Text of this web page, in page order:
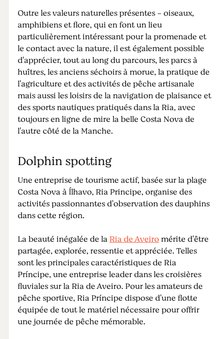
Outre les valeurs naturelles présentes - oiseaux,
amphibiens et flore, qui en font un lieu
particulièrement intéressant pour la promenade et
le contact avec la nature, il est également possible
d'apprécier, tout au long du parcours, les parcs à
huîtres, les anciens séchoirs à morue, la pratique de
l'agriculture et des activités de pêche artisanale
mais aussi les loisirs de la navigation de plaisance et
des sports nautiques pratiqués dans la Ria, avec
toujours en ligne de mire la belle Costa Nova de
l'autre côté de la Manche.
Dolphin spotting
Une entreprise de tourisme actif, basée sur la plage
Costa Nova à Ílhavo, Ria Principe, organise des
activités passionnantes d'observation des dauphins
dans cette région.
La beauté inégalée de la Ria de Aveiromérite d'être
partagée, explorée, ressentie et appréciée. Telles
sont les principales caractéristiques de Ria
Príncipe, une entreprise leader dans les croisières
fluviales sur la Ria de Aveiro. Pour les amateurs de
pêche sportive, Ria Príncipe dispose d'une flotte
équipée de tout le matériel nécessaire pour offrir
une journée de pêche mémorable.